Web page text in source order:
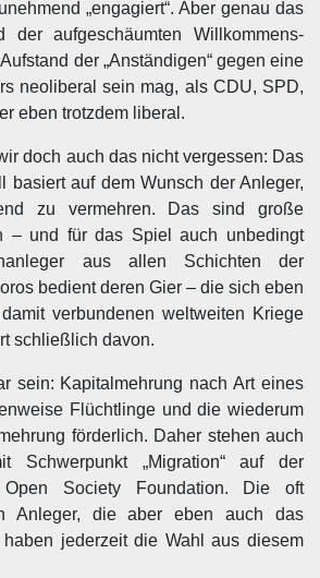
„engagiert“. Aber genau das
der aufgeschäumten Willkommens-
der „Anständigen“ gegen eine
neoliberal sein mag, als CDU, SPD,
eben trotzdem liberal.
doch auch das nicht vergessen: Das
basiert auf dem Wunsch der Anleger,
zu vermehren. Das sind große
– und für das Spiel auch unbedingt
aus allen Schichten der
bedient deren Gier – die sich eben
verbundenen weltweiten Kriege
schließlich davon.
sein: Kapitalmehrung nach Art eines
Flüchtlinge und die wiederum
förderlich. Daher stehen auch
„Migration“ auf der
Open Society Foundation. Die oft
Anleger, die aber eben auch das
jederzeit die Wahl aus diesem